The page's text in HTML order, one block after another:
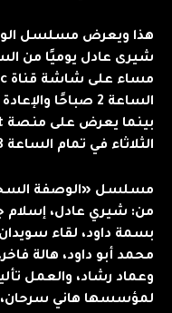
هذا ويعرض مسلسل
الثلاثاء في تمام الساعة 8 مساء.
مسلسل «الوصفة
من: شيري عادل، إسلام
بسمة داود، لقاء
محمد أبو داود، هالة
وعماد رشاد، والعمل
لمؤسسها هاني سرحان،